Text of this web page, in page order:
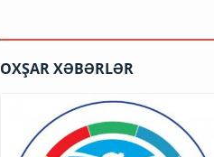
OXŞAR XƏBƏRLƏR